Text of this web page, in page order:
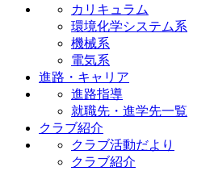
カリキュラム
環境化学システム系
機械系
電気系
進路・キャリア
進路指導
就職先・進学先一覧
クラブ紹介
クラブ活動だより
クラブ紹介